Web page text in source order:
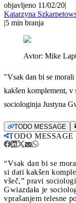
objavljeno 11/02/20|
Katarzyna
|5 min branja
Avtor: Mike
"Vsak dan bi se
kakšen komplement,
sociologinja Justyna
TODO MESSAGE
TODO MESSAGE
“Vsak dan bi se
si dati kakšen
všeč,” pravi
Gwiazdała je
vprašanjem telesne